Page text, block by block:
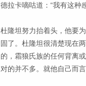
德拉卡嘀咕道：“我有这种
杜隆坦努力抬着头，他要
固了。杜隆坦很清楚现在
的，霜狼氏族的任何背离
对的并不多。就他自己而